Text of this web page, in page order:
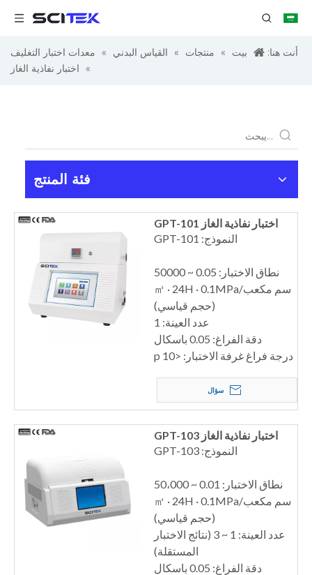
أنت هنا: بيت » منتجات » القياس البدني »
معدات اختبار التغليف
»
اختبار نفاذية الغاز
فئة المنتج
اختبار نفاذية الغاز GPT-101
النموذج: GPT-101
نطاق الاختبار: 0.05 ~ 50000
سم مكعب/㎡ · 24H · 0.1MPa
(حجم قياسي)
عدد العينة: 1
دقة الفراغ: 0.05 باسكال
درجة فراغ غرفة الاختبار: <10 p
سؤال
اختبار نفاذية الغاز GPT-103
النموذج: GPT-103
نطاق الاختبار: 0.01 ~ 50،000
سم مكعب/㎡ · 24H · 0.1MPa
(حجم قياسي)
عدد العينة: 1 ~ 3 (نتائج الاختبار
المستقلة)
دقة الفراغ: 0.05 باسكال